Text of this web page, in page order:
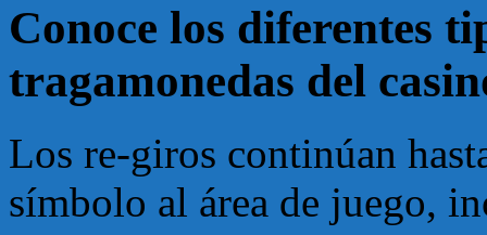
Conoce los diferentes
tragamonedas del
Los re-giros continúan
símbolo al área de juego,